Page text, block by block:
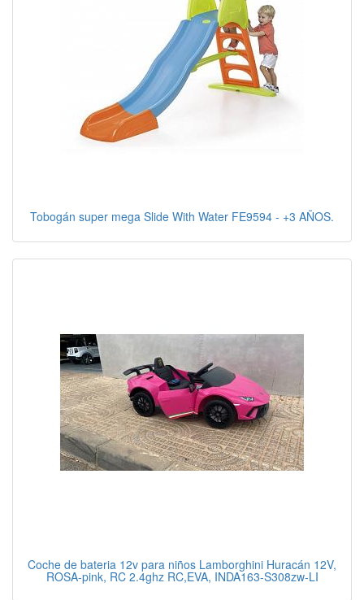
Tobogán super mega Slide With Water FE9594 - +3 AÑOS.
Coche de bateria 12v para niños Lamborghini Huracán 12V,
ROSA-pink, RC 2.4ghz RC,EVA, INDA163-S308zw-LI